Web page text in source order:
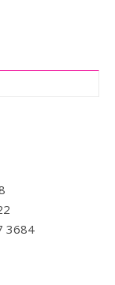
3684